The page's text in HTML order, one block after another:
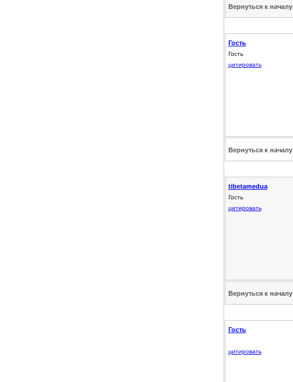
Вернуться к началу
Гость
Гость
цитировать
Вернуться к началу
tibetamedua
Гость
цитировать
Вернуться к началу
Гость
цитировать